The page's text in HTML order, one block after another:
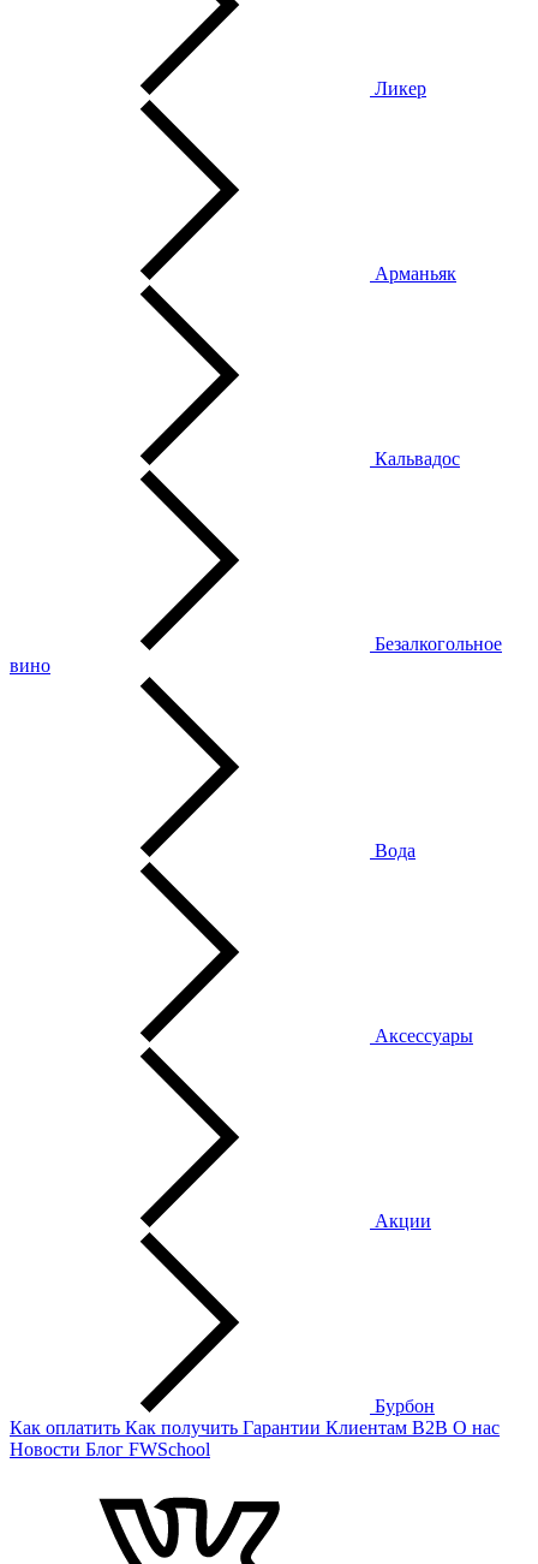
Ликер
Арманьяк
Кальвадос
Безалкогольное
вино
Вода
Аксессуары
Акции
Бурбон
Как оплатить Как получить Гарантии Клиентам B2B О нас
Новости Блог FWSchool